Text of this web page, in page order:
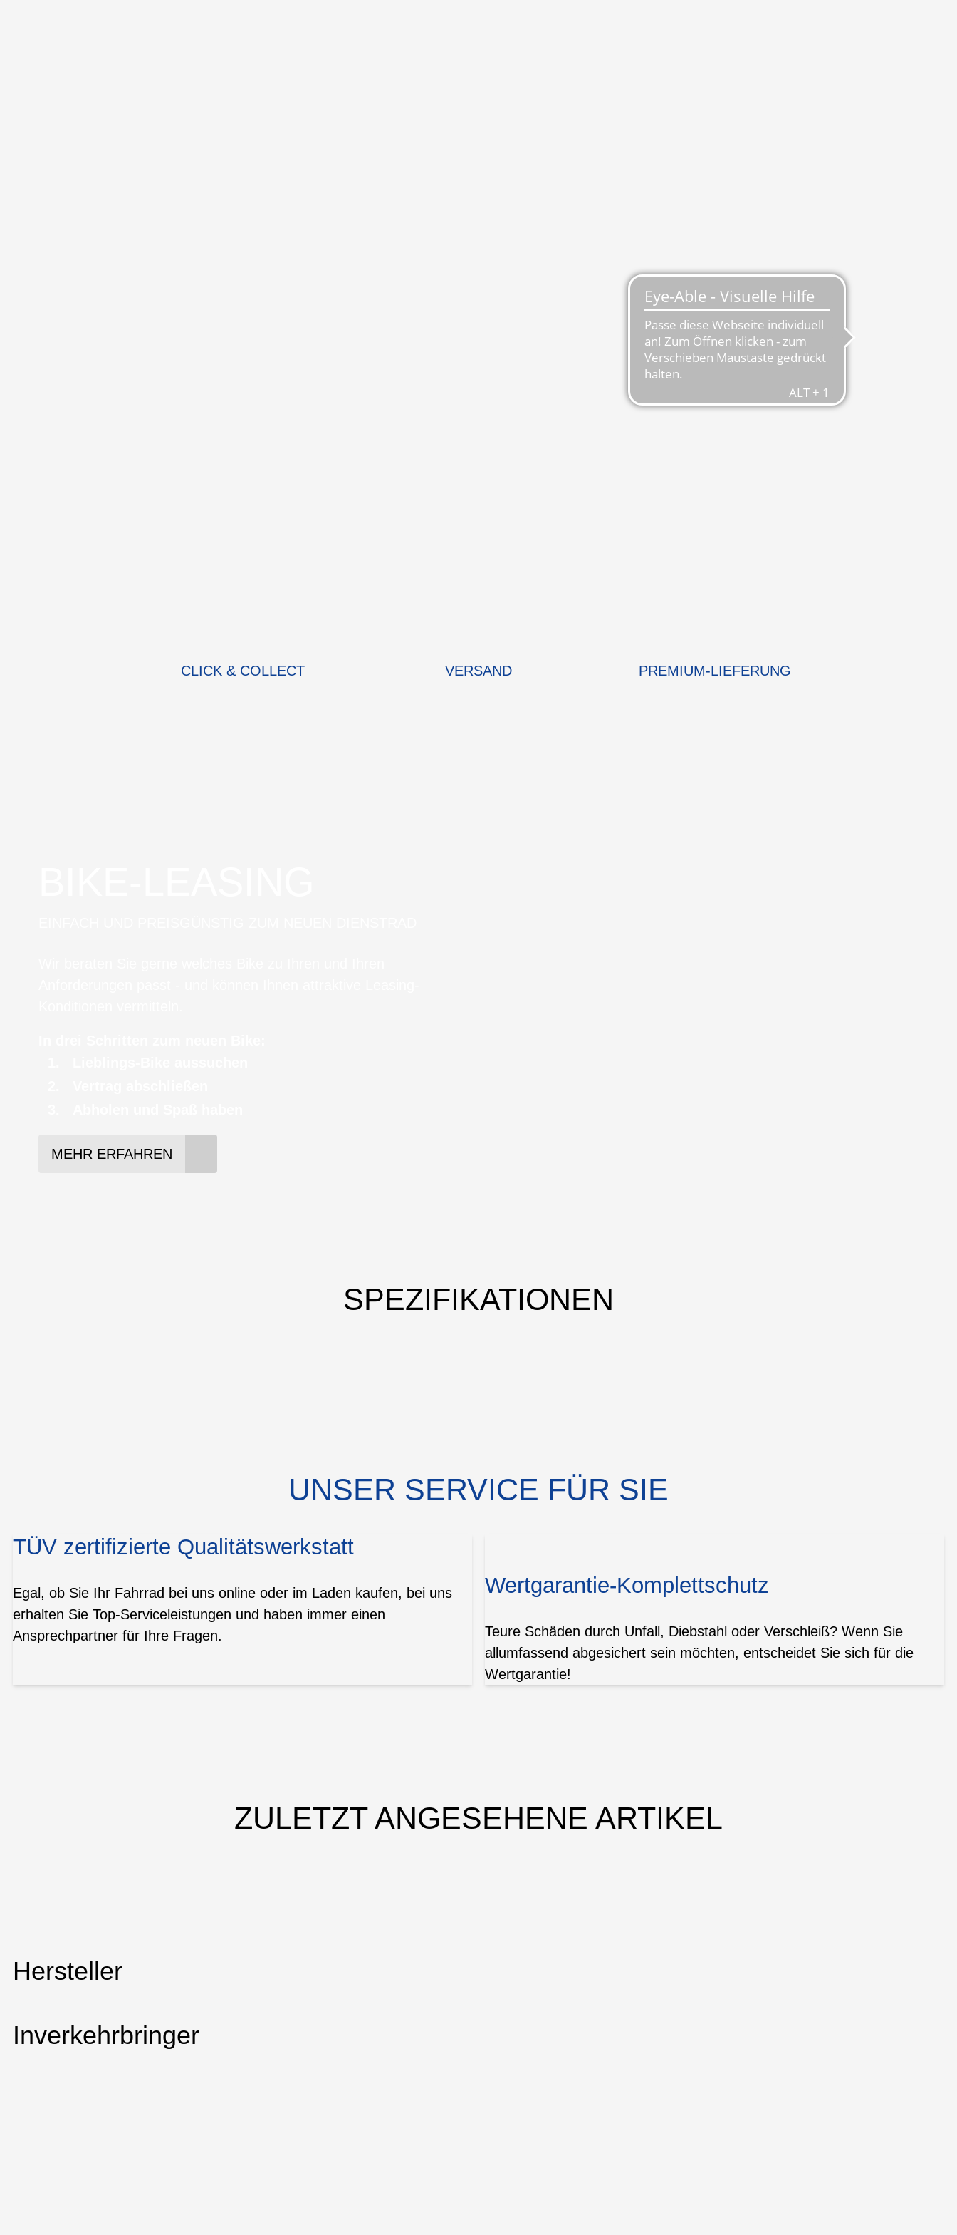
CLICK & COLLECT VERSAND PREMIUM-LIEFERUNG
MEHR ERFAHREN
SPEZIFIKATIONEN
UNSER SERVICE FÜR SIE
TÜV zertifizierte Qualitätswerkstatt
Egal, ob Sie Ihr Fahrrad bei uns online oder im Laden kaufen, bei uns
erhalten Sie Top-Serviceleistungen und haben immer einen
Ansprechpartner für Ihre Fragen.
Wertgarantie-Komplettschutz
Teure Schäden durch Unfall, Diebstahl oder Verschleiß? Wenn Sie
allumfassend abgesichert sein möchten, entscheidet Sie sich für die
Wertgarantie!
ZULETZT ANGESEHENE ARTIKEL
Hersteller
Inverkehrbringer